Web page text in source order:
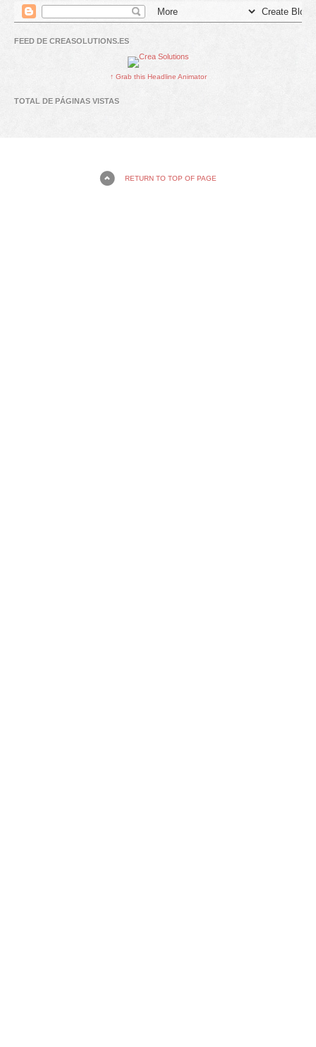
FEED DE CREASOLUTIONS.ES
↑ Grab this Headline Animator
TOTAL DE PÁGINAS VISTAS
RETURN TO TOP OF PAGE